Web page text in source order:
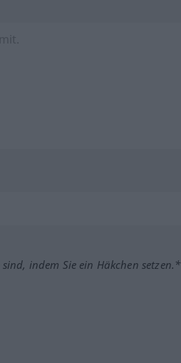
indem Sie ein Häkchen setzen.*